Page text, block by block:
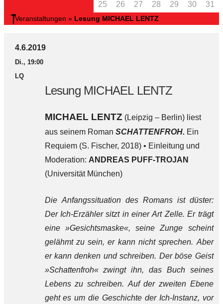
25 26 27 28 29 30 31
Veranstaltungen » Lesung MICHAEL LENTZ
4.6.2019
Di., 19:00
LQ
Lesung MICHAEL LENTZ
MICHAEL LENTZ (Leipzig – Berlin) liest
aus seinem Roman SCHATTENFROH. Ein
Requiem (S. Fischer, 2018) • Einleitung und
Moderation: ANDREAS PUFF-TROJAN
(Universität München)
Die Anfangssituation des Romans ist düster:
Der Ich-Erzähler sitzt in einer Art Zelle. Er trägt
eine »Gesichtsmaske«, seine Zunge scheint
gelähmt zu sein, er kann nicht sprechen. Aber
er kann denken und schreiben. Der böse Geist
»Schattenfroh« zwingt ihn, das Buch seines
Lebens zu schreiben. Auf der zweiten Ebene
geht es um die Geschichte der Ich-Instanz, vor